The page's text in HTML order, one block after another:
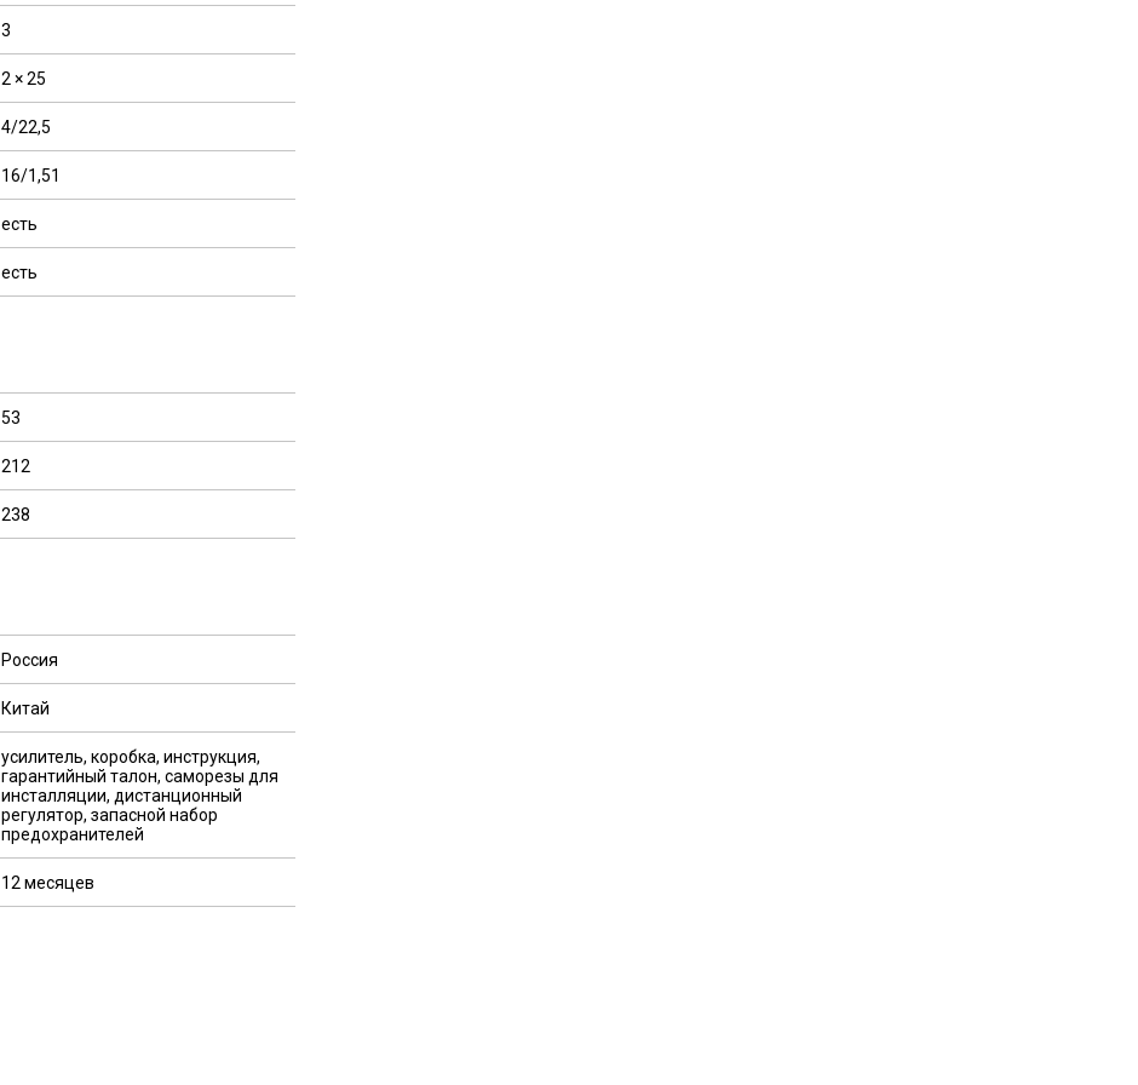
3
2 × 25
4/22,5
16/1,51
есть
есть
53
212
238
Россия
Китай
усилитель, коробка, инструкция,
гарантийный талон, саморезы для
инсталляции, дистанционный
регулятор, запасной набор
предохранителей
12 месяцев